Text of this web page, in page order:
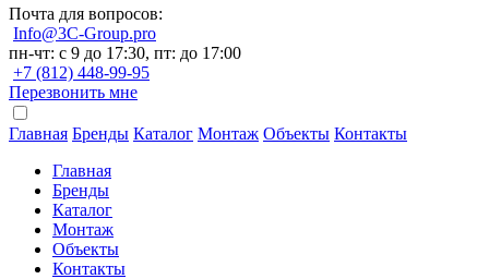
Почта для вопросов:
Info@3C-Group.pro
пн-чт: с 9 до 17:30, пт: до 17:00
+7 (812) 448-99-95
Перезвонить мне
Главная Бренды Каталог Монтаж Объекты Контакты
Главная
Бренды
Каталог
Монтаж
Объекты
Контакты